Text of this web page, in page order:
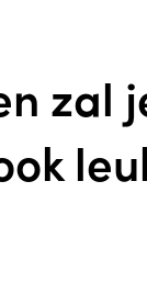
zal